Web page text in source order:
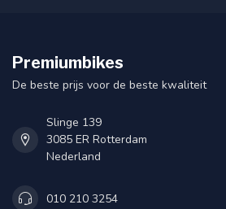
Premiumbikes
De beste prijs voor de beste kwaliteit
Slinge 139
3085 ER Rotterdam
Nederland
010 210 3254